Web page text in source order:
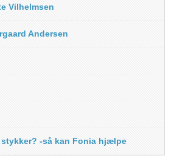
Vilhelmsen
Andersen
-så kan Fonia hjælpe